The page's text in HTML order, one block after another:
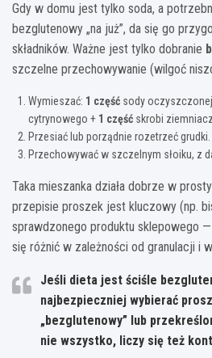
Gdy w domu jest tylko soda, a
bezglutenowy „na już”, da się go
składników. Ważne jest tylko dobranie
szczelne przechowywanie (wilgoć
Wymieszać: 1 część sody
cytrynowego + 1 część skrobi
Przesiać lub porządnie rozetrzeć grudki.
Przechowywać w szczelnym słoiku, z
Taka mieszanka działa dobrze w
przepisie proszek jest kluczowy (np.
sprawdzonego produktu sklepowego
się różnić w zależności od granulacji i
Jeśli dieta jest ściśle
najbezpieczniej wybierać
„bezglutenowy” lub
nie wszystko, liczy się też